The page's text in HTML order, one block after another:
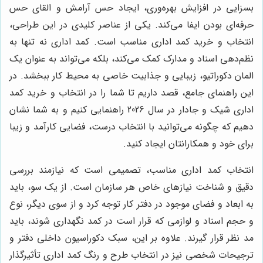
بسزایی در افزایش بهره‌وری، ایجاد حس آرامش و القای حس
حرفه‌ای بودن ایفا می‌کند. یکی از عناصر کلیدی در این طراحی،
انتخاب و خرید کمد اداری مناسب است. کمد اداری نه تنها به
نظم‌دهی اسناد و مدارک کمک می‌کند، بلکه می‌تواند به عنوان یک
المان دکوراتیو، زیبایی و جذابیت خاصی به محیط کار ببخشد. در
این راهنمای جامع، قصد داریم تا شما را در انتخاب و خرید کمد
اداری شیک و جادار در سال 2026 راهنمایی کنیم و به شما نشان
دهیم که چگونه می‌توانید با انتخاب درست، فضایی کارآمد و زیبا
برای خود و همکارانتان ایجاد کنید.
انتخاب کمد اداری مناسب، تصمیمی است که نیازمند بررسی
دقیق و شناخت نیازهای خاص هر سازمان است. از یک سو، باید
به ابعاد و فضای موجود در دفتر کار توجه کرد و از سوی دیگر، نوع
و حجم اسناد و لوازمی که قرار است در کمد نگهداری شوند، باید
مد نظر قرار گیرند. علاوه بر این، سبک دکوراسیون داخلی دفتر و
ترجیحات شخصی نیز در انتخاب طرح و رنگ کمد اداری تأثیرگذار